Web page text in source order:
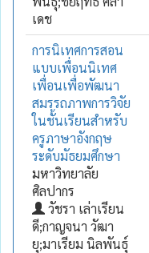
เดช
การนิเทศการสอน
แบบเพื่อนนิเทศ
เพื่อนเพื่อพัฒนา
สมรรถภาพการวิจัย
ในชั้นเรียนสำหรับ
ครูภาษาอังกฤษ
ระดับมัธยมศึกษา
มหาวิทยาลัย
ศิลปากร
วัชรา เล่าเรียน
ดี;กาญจนา วัฒา
ยุ;มาเรียม นิลพันธุ์